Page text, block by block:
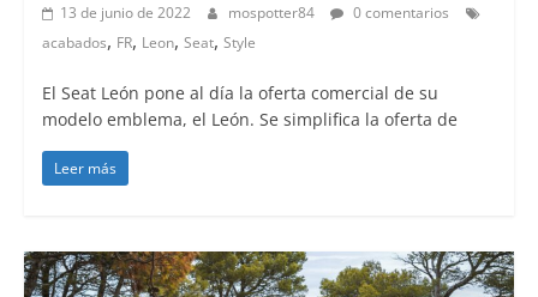
13 de junio de 2022 mospotter84
0 comentarios
acabados, FR, Leon, Seat, Style
El Seat León pone al día la oferta comercial de su
modelo emblema, el León. Se simplifica la oferta de
Leer más